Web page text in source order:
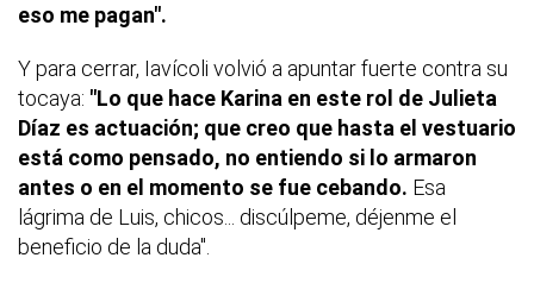
eso me pagan".
Y para cerrar, Iavícoli volvió a apuntar fuerte contra su
tocaya: "Lo que hace Karina en este rol de Julieta
Díaz es actuación; que creo que hasta el vestuario
está como pensado, no entiendo si lo armaron
antes o en el momento se fue cebando. Esa
lágrima de Luis, chicos... discúlpeme, déjenme el
beneficio de la duda".